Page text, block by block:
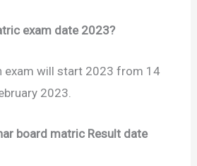
exam date 2023?
exam will start 2023 from 14
2023.
board matric Result date